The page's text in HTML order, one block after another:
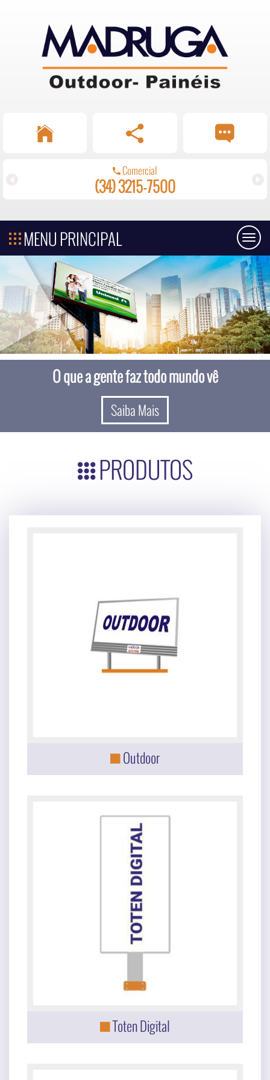
Comercial
(34) 3215-7500
MENU PRINCIPAL
O que a gente faz todo mundo vê
Saiba Mais
PRODUTOS
Outdoor
Toten Digital